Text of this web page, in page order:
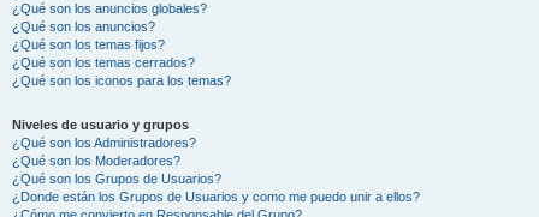
¿Qué son los anuncios globales?
¿Qué son los anuncios?
¿Qué son los temas fijos?
¿Qué son los temas cerrados?
¿Qué son los iconos para los temas?
Niveles de usuario y grupos
¿Qué son los Administradores?
¿Qué son los Moderadores?
¿Qué son los Grupos de Usuarios?
¿Donde están los Grupos de Usuarios y como me puedo unir a ellos?